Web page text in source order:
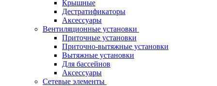
Крышные
Дестратификаторы
Аксессуары
Вентиляционные установки
Приточные установки
Приточно-вытяжные установки
Вытяжные установки
Для бассейнов
Аксессуары
Сетевые элементы